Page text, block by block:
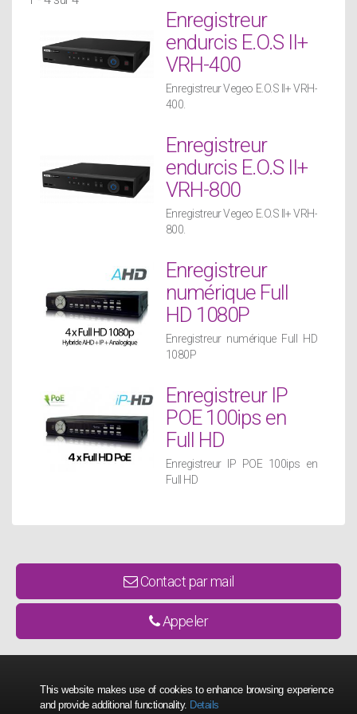
Enregistreur
endurcis E.O.S II+
VRH-400
Enregistreur Vegeo E.O.S II+ VRH-
400.
Enregistreur
endurcis E.O.S II+
VRH-800
Enregistreur Vegeo E.O.S II+ VRH-
800.
Enregistreur
numérique Full
HD 1080P
Enregistreur numérique Full HD
1080P
Enregistreur IP
POE 100ips en
Full HD
Enregistreur IP POE 100ips en
Full HD
Contact par mail
Appeler
This website makes use of cookies to enhance browsing experience
and provide additional functionality. Details